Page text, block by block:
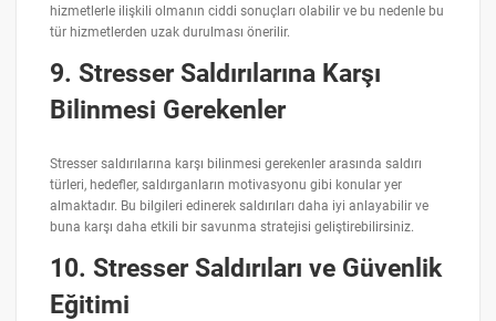
hizmetlerle ilişkili olmanın ciddi sonuçları olabilir ve bu nedenle bu
tür hizmetlerden uzak durulması önerilir.
9. Stresser Saldırılarına Karşı
Bilinmesi Gerekenler
Stresser saldırılarına karşı bilinmesi gerekenler arasında saldırı
türleri, hedefler, saldırganların motivasyonu gibi konular yer
almaktadır. Bu bilgileri edinerek saldırıları daha iyi anlayabilir ve
buna karşı daha etkili bir savunma stratejisi geliştirebilirsiniz.
10. Stresser Saldırıları ve Güvenlik
Eğitimi